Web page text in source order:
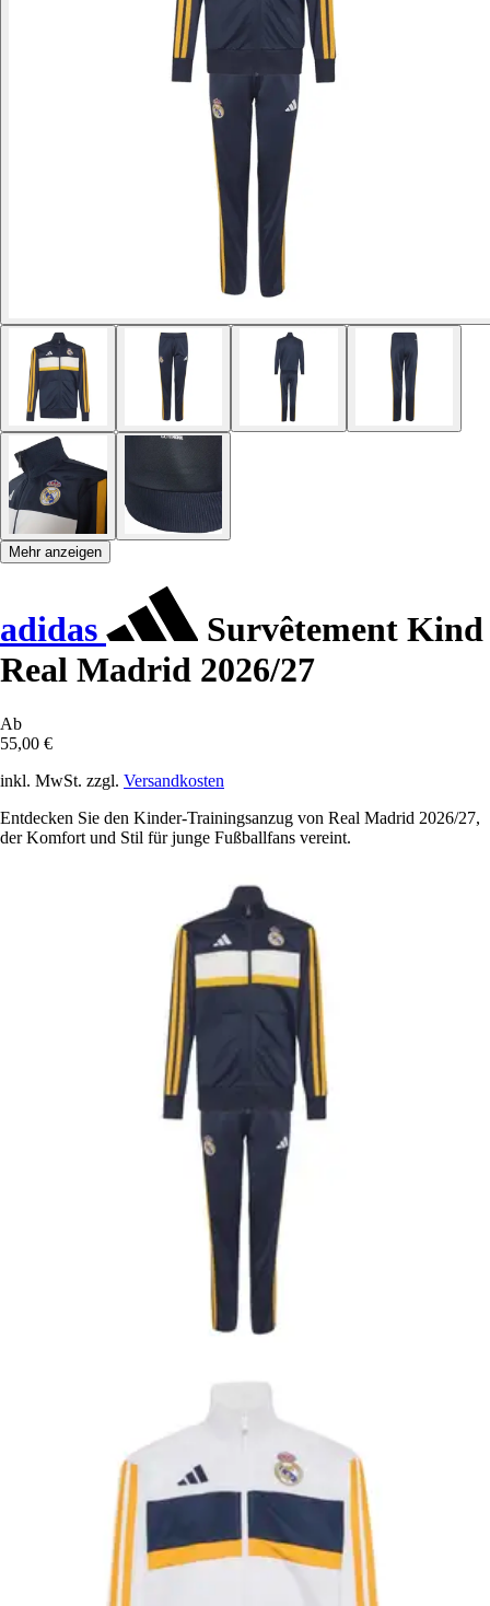
Mehr anzeigen
adidas
Survêtement Kind
Real Madrid 2026/27
Ab
55,00 €
inkl. MwSt. zzgl. Versandkosten
Entdecken Sie den Kinder-Trainingsanzug von Real Madrid 2026/27,
der Komfort und Stil für junge Fußballfans vereint.